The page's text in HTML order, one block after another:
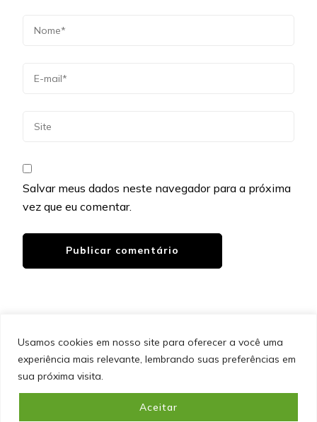
Usamos cookies em nosso site para oferecer a você uma
experiência mais relevante, lembrando suas preferências em
sua próxima visita.
Aceitar
Salvar meus dados neste navegador para a próxima
vez que eu comentar.
&cópia; Direitos Autorais 2026Portal do Inferno
SITEMAP POLÍTICA DE PRIVACIDADE
EQUIPE